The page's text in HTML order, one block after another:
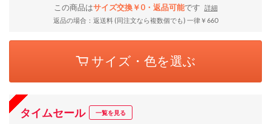
この商品はサイズ交換￥0・返品可能です
詳細
返品の場合：返送料 (同注文なら複数個でも) 一律￥660
サイズ・色を選ぶ
タイムセール 一覧を見る